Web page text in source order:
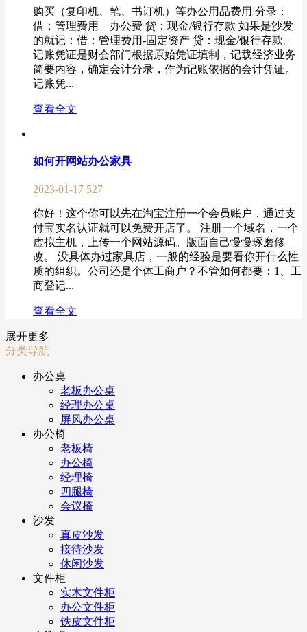
购买（复印机、笔、书订机）等办公用品费用 分录：
借：管理费用—办公费 贷：现金/银行存款 如果是沙发
的就记：借：管理费用-固定资产 贷：现金/银行存款。
记账凭证是财会部门根据原始凭证填制，记载经济业务
简要内容，确定会计分录，作为记账依据的会计凭证。
记账凭...
查看全文
如何开网站办公家具
2023-01-17 527
你好！这个你可以先在淘宝注册一个会员账户，通过支
付宝实名认证就可以免费开店了。 注册一个域名，一个
虚拟主机，上传一个网站源码。版面自己慢慢琢磨修
改。 没具体办过家具店，一般的经验是要看你开什么性
质的组织。公司还是个体工商户？不管如何都要：1、工
商登记...
查看全文
展开更多
分类导航
办公桌
老板办公桌
经理办公桌
屏风办公桌
办公椅
老板椅
办公椅
经理椅
四腿椅
会议椅
沙发
真皮沙发
接待沙发
休闲沙发
文件柜
实木文件柜
办公文件柜
铁皮文件柜